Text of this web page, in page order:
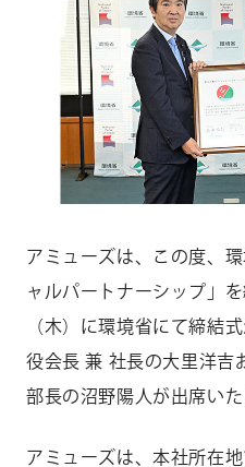
CONTACT お問い合
個人のお客様
法人のお客様
Amuse Solution ア
ENGLISH
アミューズは、この度、
ャルパートナーシップ」
（木）に環境省にて締結
役会長 兼 社長の大里洋吉
部長の沼野陽人が出席いた
アミューズは、本社所在